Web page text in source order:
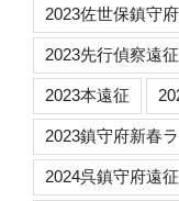
2023佐世保鎮守
2023先行偵察遠征
2023本遠征
2023鎮守府新春
2024呉鎮守府遠征